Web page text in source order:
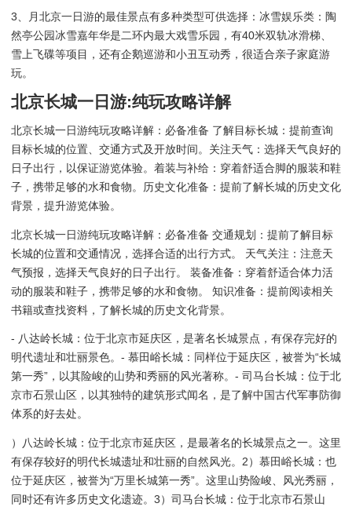
3、月北京一日游的最佳景点有多种类型可供选择：冰雪娱乐类：陶
然亭公园冰雪嘉年华是二环内最大戏雪乐园，有40米双轨冰滑梯、
雪上飞碟等项目，还有企鹅巡游和小丑互动秀，很适合亲子家庭游
玩。
北京长城一日游:纯玩攻略详解
北京长城一日游纯玩攻略详解：必备准备 了解目标长城：提前查询
目标长城的位置、交通方式及开放时间。关注天气：选择天气良好的
日子出行，以保证游览体验。着装与补给：穿着舒适合脚的服装和鞋
子，携带足够的水和食物。历史文化准备：提前了解长城的历史文化
背景，提升游览体验。
北京长城一日游纯玩攻略详解：必备准备 交通规划：提前了解目标
长城的位置和交通情况，选择合适的出行方式。 天气关注：注意天
气预报，选择天气良好的日子出行。 装备准备：穿着舒适合体力活
动的服装和鞋子，携带足够的水和食物。 知识准备：提前阅读相关
书籍或查找资料，了解长城的历史文化背景。
- 八达岭长城：位于北京市延庆区，是著名长城景点，有保存完好的
明代遗址和壮丽景色。- 慕田峪长城：同样位于延庆区，被誉为“长城
第一秀”，以其险峻的山势和秀丽的风光著称。- 司马台长城：位于北
京市石景山区，以其独特的建筑形式闻名，是了解中国古代军事防御
体系的好去处。
）八达岭长城：位于北京市延庆区，是最著名的长城景点之一。这里
有保存较好的明代长城遗址和壮丽的自然风光。2）慕田峪长城：也
位于延庆区，被誉为“万里长城第一秀”。这里山势险峻、风光秀丽，
同时还有许多历史文化遗迹。3）司马台长城：位于北京市石景山